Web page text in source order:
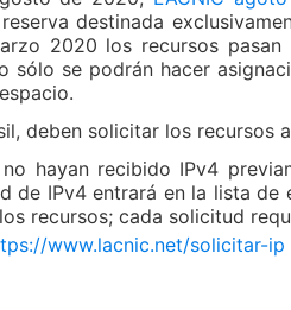
destinada
2020 los recursos
se podrán hacer
deben solicitar los recursos
hayan recibido IPv4
de IPv4 entrará en la lista
recursos; cada solicitud
www.lacnic.net/solicitar-ip